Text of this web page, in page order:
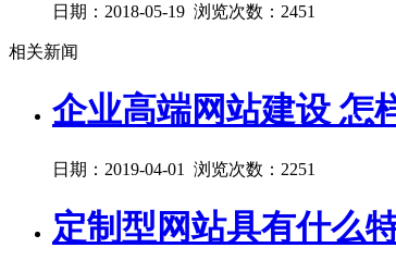
日期：2018-05-19 浏览次数：2451
相关新闻
企业高端网站建设 怎
日期：2019-04-01 浏览次数：2251
定制型网站具有什么